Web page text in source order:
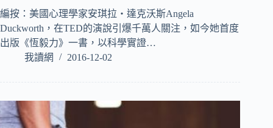
編按：美國心理學家安琪拉‧達克沃斯Angela
Duckworth，在TED的演說引爆千萬人關注，如今她首度
出版《恆毅力》一書，以科學實證…
我讀網
2016-12-02